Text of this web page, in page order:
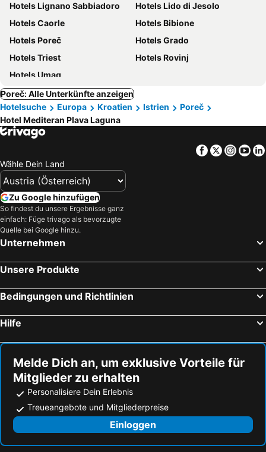
Hotels Lignano Sabbiadoro
Hotels Lido di Jesolo
Hotels Caorle
Hotels Bibione
Hotels Poreč
Hotels Grado
Hotels Triest
Hotels Rovinj
Hotels Umag
Poreč: Alle Unterkünfte anzeigen
Hotelsuche
Europa Kroatien Istrien
Poreč
Hotel Mediteran Plava Laguna
Facebook
Twitter
Wähle Dein Land
Zu Google hinzufügen
So findest du unsere Ergebnisse ganz
einfach: Füge trivago als bevorzugte
Quelle bei Google hinzu.
Unternehmen
Unsere Produkte
Bedingungen und Richtlinien
Hilfe
Melde Dich an, um exklusive Vorteile für
Mitglieder zu erhalten
Personalisiere Dein Erlebnis
Treueangebote und Mitgliederpreise
Einloggen